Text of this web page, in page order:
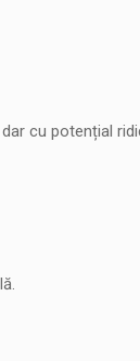
cu potențial